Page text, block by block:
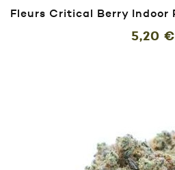
5,20 €